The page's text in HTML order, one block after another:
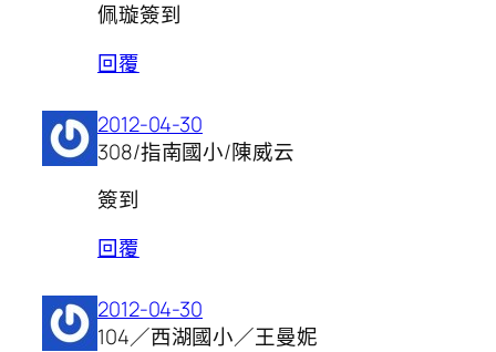
佩璇簽到
回覆
2012-04-30
308/指南國小/陳威云
簽到
回覆
2012-04-30
104／西湖國小／王曼妮